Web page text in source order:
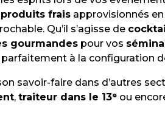
produits frais approvisionnés en
Qu’il s’agisse de
gourmandes pour vos
parfaitement à la configuration
savoir-faire dans d’autres
, traiteur dans le 13ᵉou